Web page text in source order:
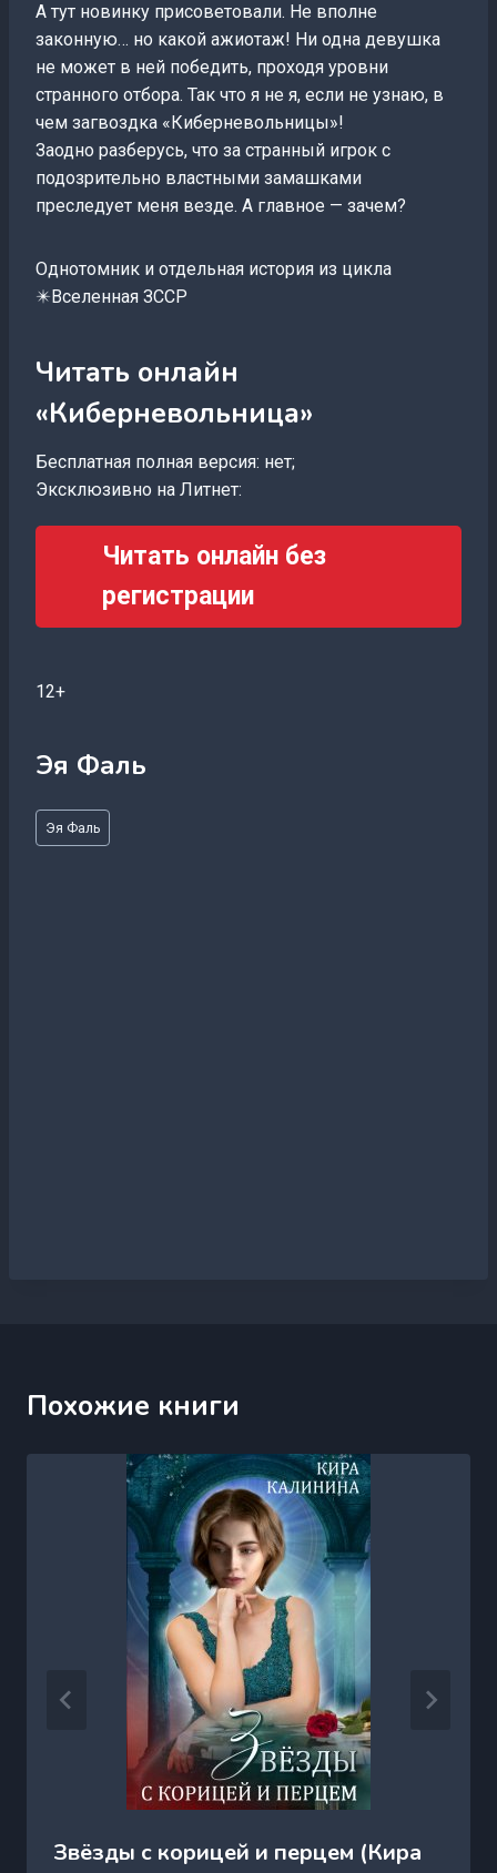
А тут новинку присоветовали. Не вполне
законную… но какой ажиотаж! Ни одна девушка
не может в ней победить, проходя уровни
странного отбора. Так что я не я, если не узнаю, в
чем загвоздка «Киберневольницы»!
Заодно разберусь, что за странный игрок с
подозрительно властными замашками
преследует меня везде. А главное — зачем?
Однотомник и отдельная история из цикла
✴️Вселенная ЗССР
Читать онлайн
«Киберневольница»
Бесплатная полная версия: нет;
Эксклюзивно на Литнет:
Читать онлайн без
регистрации
12+
Эя Фаль
Метки
записи:
Эя Фаль
Похожие книги
Звёзды с корицей и перцем (Кира